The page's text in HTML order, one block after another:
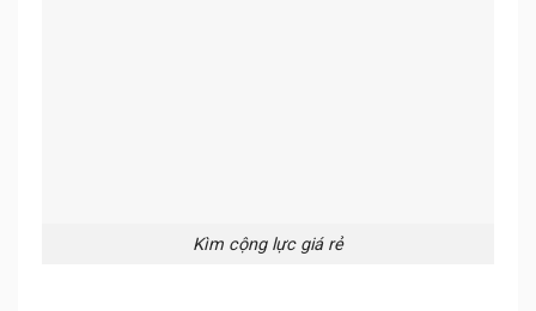
Kìm cộng lực giá rẻ